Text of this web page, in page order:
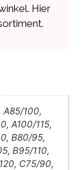
Hier
100,
A100/115,
B80/95,
B95/110,
C75/90,